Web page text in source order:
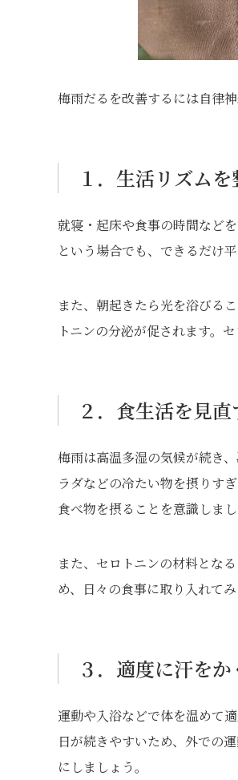
梅雨だるを改善するには自律
１．生活リズムを
就寝・起床や食事の時間など
という場合でも、できるだけ
また、朝起きたら光を浴びる
トニンの分泌が促されます。
２．食生活を見直
梅雨は高温多湿の気候が続き
ラダなどの冷たい物を摂りす
食べ物を摂ることを意識しまし
また、セロトニンの材料とな
め、日々の食事に取り入れてみ
３．適度に汗をか
運動や入浴などで体を温めて
日が続きやすいため、外での
にしましょう。